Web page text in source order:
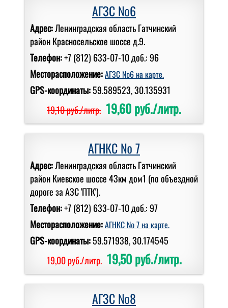
АГЗС №6
Адрес:Ленинградская область Гатчинский
район Красносельское шоссе д.9.
Телефон:+7 (812) 633-07-10 доб.: 96
Месторасположение:АГЗС №6 на карте.
GPS-координаты:59.589523, 30.135931
19,10 руб./литр. 19,60 руб./литр.
АГНКС № 7
Адрес:Ленинградская область Гатчинский
район Киевское шоссе 43км дом1 (по объездной
дороге за АЗС 'ПТК').
Телефон:+7 (812) 633-07-10 доб.: 97
Месторасположение:АГНКС № 7 на карте.
GPS-координаты:59.571938, 30.174545
19,00 руб./литр. 19,50 руб./литр.
АГЗС №8